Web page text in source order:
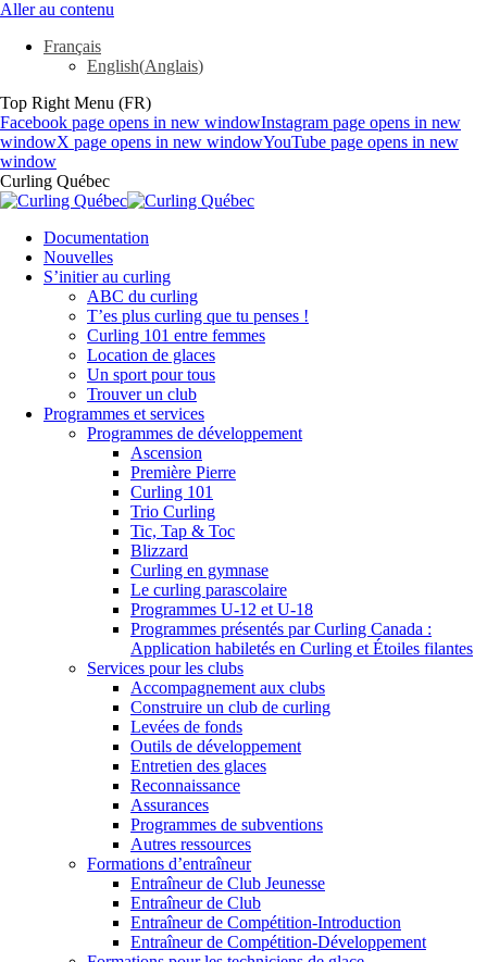
Aller au contenu
Français
English(Anglais)
Top Right Menu (FR)
Facebook page opens in new windowInstagram page opens in new
windowX page opens in new windowYouTube page opens in new
window
Curling Québec
Documentation
Nouvelles
S’initier au curling
ABC du curling
T’es plus curling que tu penses !
Curling 101 entre femmes
Location de glaces
Un sport pour tous
Trouver un club
Programmes et services
Programmes de développement
Ascension
Première Pierre
Curling 101
Trio Curling
Tic, Tap & Toc
Blizzard
Curling en gymnase
Le curling parascolaire
Programmes U-12 et U-18
Programmes présentés par Curling Canada :
Application habiletés en Curling et Étoiles filantes
Services pour les clubs
Accompagnement aux clubs
Construire un club de curling
Levées de fonds
Outils de développement
Entretien des glaces
Reconnaissance
Assurances
Programmes de subventions
Autres ressources
Formations d’entraîneur
Entraîneur de Club Jeunesse
Entraîneur de Club
Entraîneur de Compétition-Introduction
Entraîneur de Compétition-Développement